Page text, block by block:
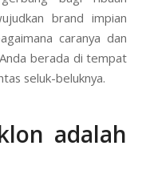
brand impian
caranya dan
berada di tempat
seluk-beluknya.
adalah